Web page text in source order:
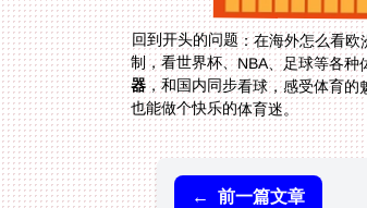
回到开头的问题：在海外怎么看
制，看世界杯、NBA、足球等各
器，和国内同步看球，感受体育
也能做个快乐的体育迷。
← 前一篇文章